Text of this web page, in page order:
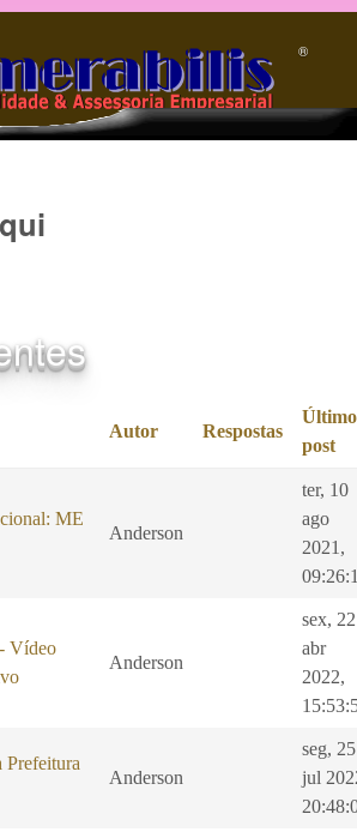
para o conteúdo principal
®️
Autor Respostas
Último
post
ME
Anderson
ter, 10
ago
2021,
Vídeo
Anderson
sex, 22
abr
2022,
Prefeitura
Anderson
seg, 25
jul